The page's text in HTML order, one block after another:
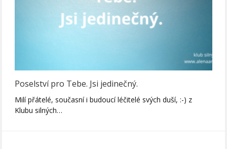
Poselství pro Tebe. Jsi jedinečný.
Milí přátelé, současní i budoucí léčitelé svých duší, :-) z
Klubu silných…